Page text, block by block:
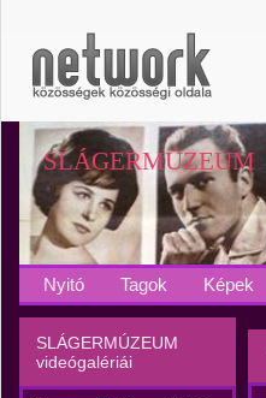
SLÁGERMÚZEUM
Nyitó Tagok Képek
SLÁGERMÚZEUM
videógalériái